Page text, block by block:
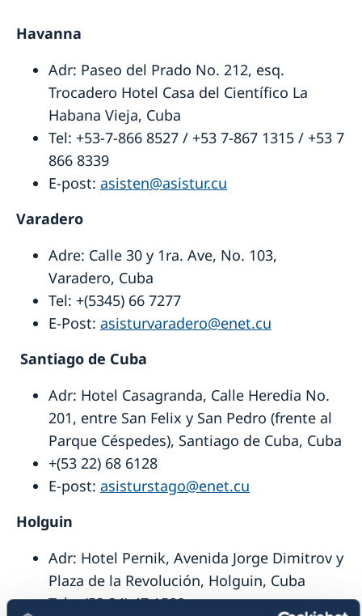
Trafiksäkerhet
Havanna
Adr: Paseo del Prado No. 212, esq.
Trocadero Hotel Casa del Científico La
Habana Vieja, Cuba
Tel: +53-7-866 8527 / +53 7-867 1315 / +53 7
866 8339
E-post: asisten@asistur.cu
Adre: Calle 30 y 1ra. Ave, No. 103,
Varadero, Cuba
Tel: +(5345) 66 7277
E-Post: asisturvaradero@enet.cu
Santiago de Cuba
Adr: Hotel Casagranda, Calle Heredia No.
201, entre San Felix y San Pedro (frente al
Parque Céspedes), Santiago de Cuba, Cuba
+(53 22) 68 6128
E-post: asisturstago@enet.cu
Holguin
Adr: Hotel Pernik, Avenida Jorge Dimitrov y
Plaza de la Revolución, Holguin, Cuba
Tel: +(53 24) 47 1580